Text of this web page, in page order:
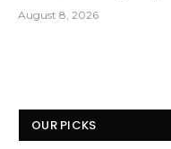
August 8, 2026
OUR PICKS